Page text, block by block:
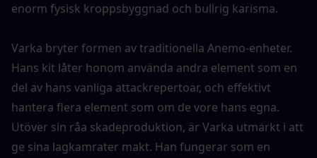
enorm fysisk kroppsbyggnad och bullrig karisma.
Varka bryter formen av traditionella Anemo-enheter.
Hans kit låter honom använda andra element som en
del av hans vanliga attackrepertoar, och effektivt
hantera flera element som om de vore hans egna.
Utöver sin råa skadeproduktion, är Varka utmärkt i att
ge sina lagkamrater makt. Han fungerar som en